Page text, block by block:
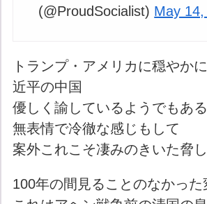
(@ProudSocialist) May
トランプ・アメリカに穏やか
近平の中国
優しく諭しているようでもあ
無表情で冷徹な感じもして
案外これこそ凄みのきいた脅
100年の間見ることのなかっ